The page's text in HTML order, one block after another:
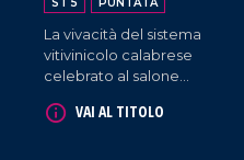
La vivacità del sistema
vitivinicolo calabrese
celebrato al salone
Verona, tra esposizioni,
VAI AL TITOLO